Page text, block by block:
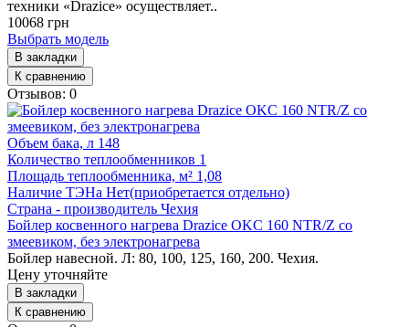
техники «Drazice» осуществляет..
10068 грн
Выбрать модель
В закладки
К сравнению
Отзывов: 0
Объем бака, л 148
Количество теплообменников 1
Площадь теплообменника, м² 1,08
Наличие ТЭНа Нет(приобретается отдельно)
Страна - производитель Чехия
Бойлер косвенного нагрева Drazice OKC 160 NTR/Z со
змеевиком, без электронагрева
Бойлер навесной. Л: 80, 100, 125, 160, 200. Чехия.
Цену уточняйте
В закладки
К сравнению